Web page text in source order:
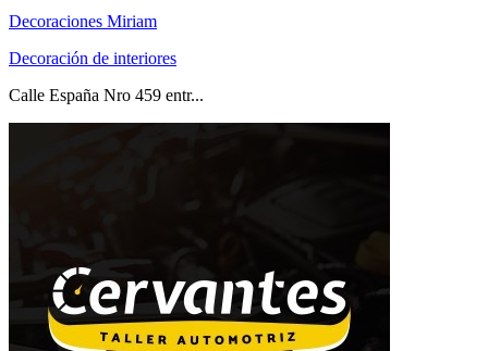
Decoraciones Miriam
Decoración de interiores
Calle España Nro 459 entr...